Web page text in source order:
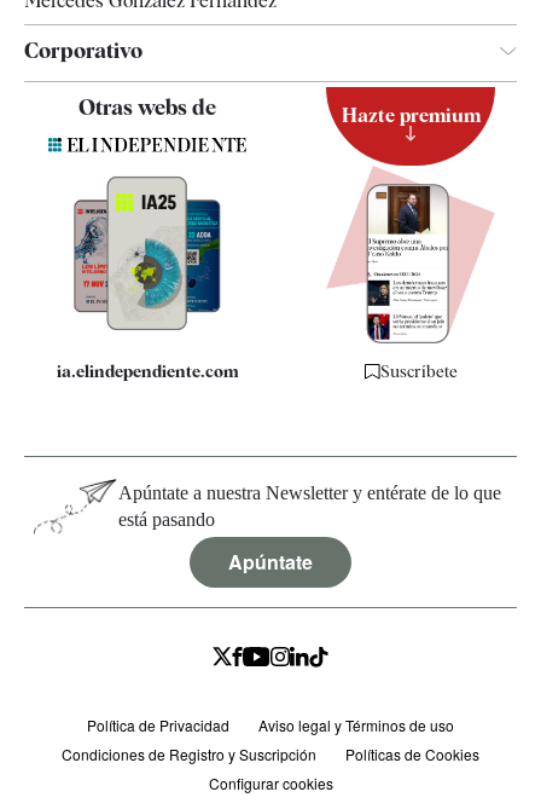
Corporativo
Contacto
Quiénes somos
Especificaciones
Otras webs de
ia.elindependiente.com
Hazte premium
Suscríbete
Apúntate a nuestra Newsletter y entérate de lo que
está pasando
Apúntate
Política de Privacidad
Aviso legal y Términos de uso
Condiciones de Registro y Suscripción
Políticas de Cookies
Configurar cookies